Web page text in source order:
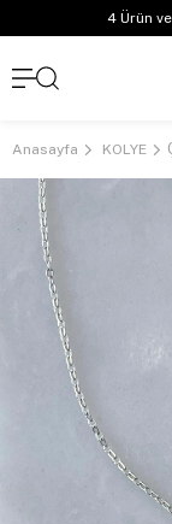
4 Ürün
Anasayfa KOLYE